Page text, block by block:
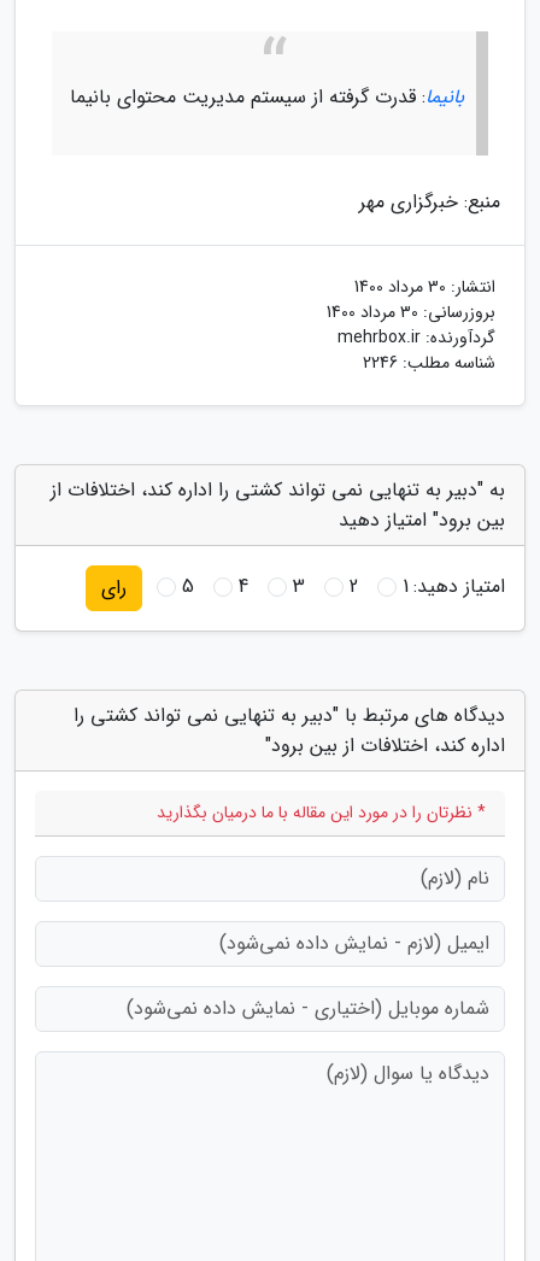
بانیما: قدرت گرفته از سیستم مدیریت محتوای بانیما
منبع: خبرگزاری مهر
انتشار: 30 مرداد 1400
بروزرسانی: 30 مرداد 1400
گردآورنده: mehrbox.ir
شناسه مطلب: 2246
به "دبیر به تنهایی نمی تواند کشتی را اداره کند، اختلافات از
بین برود" امتیاز دهید
امتیاز دهید:1
2
3
4
5 رای
دیدگاه های مرتبط با "دبیر به تنهایی نمی تواند کشتی را
اداره کند، اختلافات از بین برود"
* نظرتان را در مورد این مقاله با ما درمیان بگذارید